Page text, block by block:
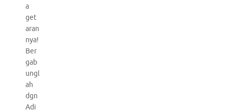
a
get
aran
nya!
Ber
gab
ungl
ah
dgn
Adi